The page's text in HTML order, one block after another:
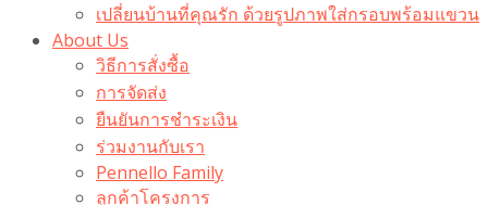
เปลี่ยนบ้านที่คุณรัก ด้วยรูปภาพใส่กรอบพร้อมแขวน​
About Us
วิธีการสั่งซื้อ
การจัดส่ง
ยืนยันการชำระเงิน
ร่วมงานกับเรา
Pennello Family
ลูกค้าโครงการ